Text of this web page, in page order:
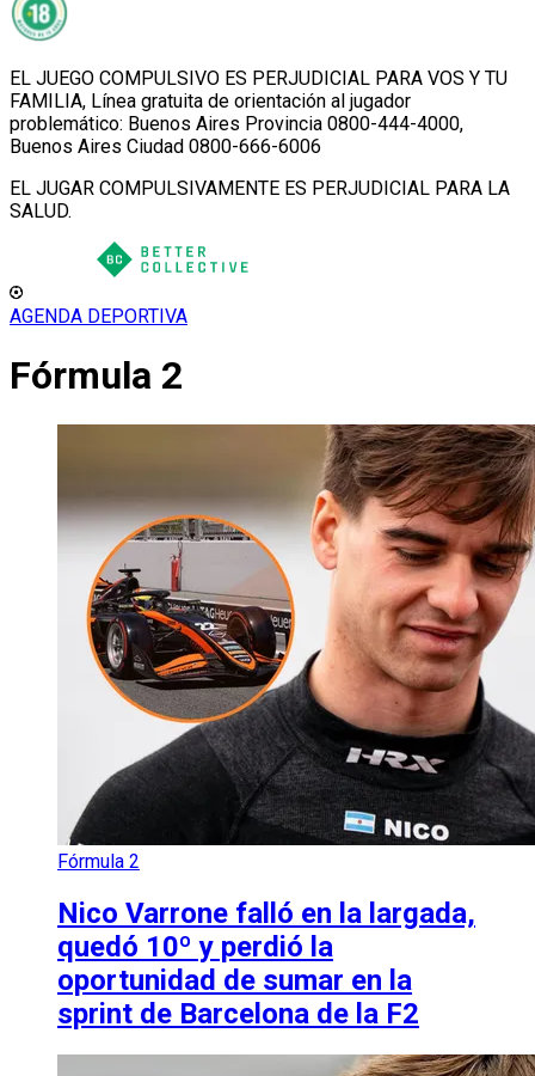
EL JUEGO COMPULSIVO ES PERJUDICIAL PARA VOS Y TU
FAMILIA, Línea gratuita de orientación al jugador
problemático: Buenos Aires Provincia 0800-444-4000,
Buenos Aires Ciudad 0800-666-6006
EL JUGAR COMPULSIVAMENTE ES PERJUDICIAL PARA LA
SALUD.
AGENDA DEPORTIVA
Fórmula 2
Fórmula 2
Nico Varrone falló en la largada,
quedó 10º y perdió la
oportunidad de sumar en la
sprint de Barcelona de la F2